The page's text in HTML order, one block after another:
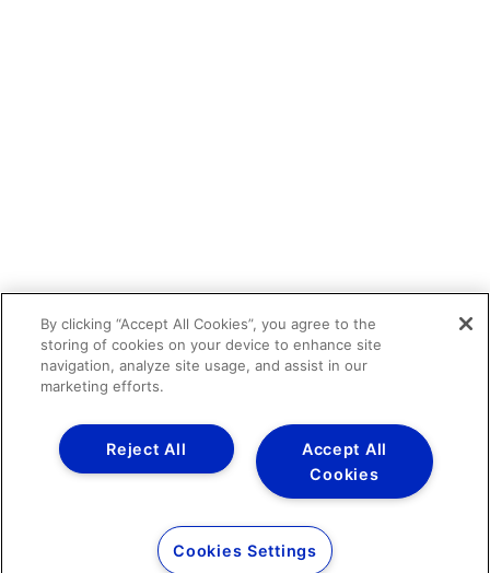
By clicking “Accept All Cookies”, you agree to the
storing of cookies on your device to enhance site
navigation, analyze site usage, and assist in our
marketing efforts.
Accept All
Cookies
Reject All
Cookies Settings